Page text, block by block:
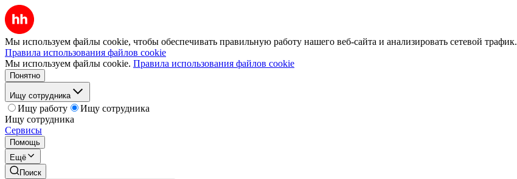
Мы используем файлы cookie, чтобы обеспечивать правильную работу нашего веб-сайта и анализировать сетевой трафик.
Правила использования файлов cookie
Мы используем файлы cookie. Правила использования файлов cookie
Понятно
Ищу сотрудника
Ищу работу
Ищу сотрудника
Ищу сотрудника
Сервисы
Помощь
Ещё
Поиск